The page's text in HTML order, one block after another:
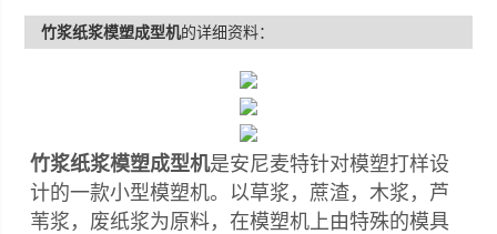
竹浆纸浆模塑成型机的详细资料：
竹浆纸浆模塑成型机是安尼麦特针对模塑打样设
计的一款小型模塑机。以草浆，蔗渣，木浆，芦
苇浆，废纸浆为原料，在模塑机上由特殊的模具